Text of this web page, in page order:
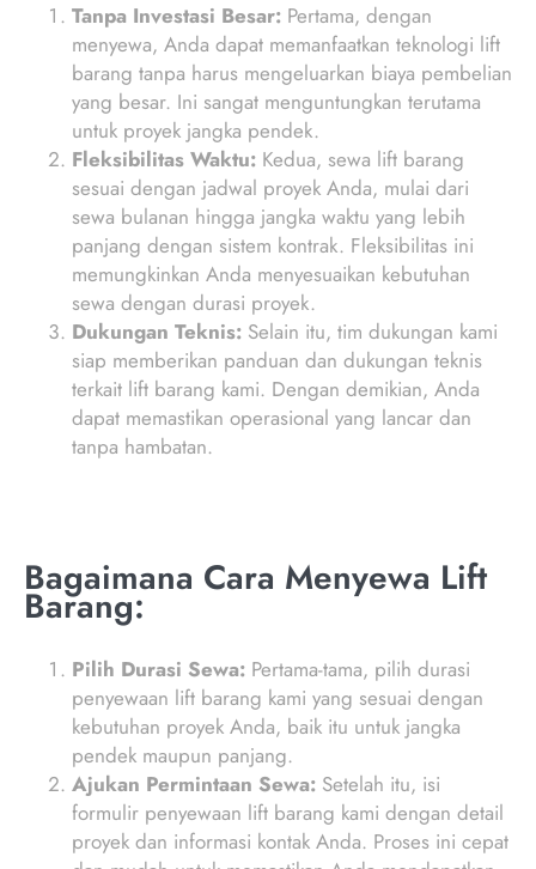
Tanpa Investasi Besar: Pertama, dengan
menyewa, Anda dapat memanfaatkan teknologi lift
barang tanpa harus mengeluarkan biaya pembelian
yang besar. Ini sangat menguntungkan terutama
untuk proyek jangka pendek.
Fleksibilitas Waktu: Kedua, sewa lift barang
sesuai dengan jadwal proyek Anda, mulai dari
sewa bulanan hingga jangka waktu yang lebih
panjang dengan sistem kontrak. Fleksibilitas ini
memungkinkan Anda menyesuaikan kebutuhan
sewa dengan durasi proyek.
Dukungan Teknis: Selain itu, tim dukungan kami
siap memberikan panduan dan dukungan teknis
terkait lift barang kami. Dengan demikian, Anda
dapat memastikan operasional yang lancar dan
tanpa hambatan.
Bagaimana Cara Menyewa Lift
Barang:
Pilih Durasi Sewa: Pertama-tama, pilih durasi
penyewaan lift barang kami yang sesuai dengan
kebutuhan proyek Anda, baik itu untuk jangka
pendek maupun panjang.
Ajukan Permintaan Sewa: Setelah itu, isi
formulir penyewaan lift barang kami dengan detail
proyek dan informasi kontak Anda. Proses ini cepat